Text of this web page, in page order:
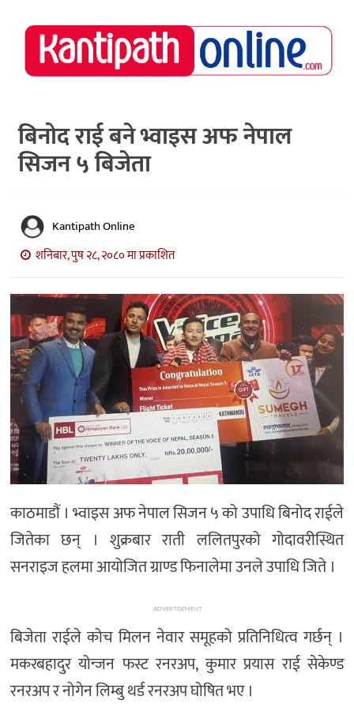
राष्ट्रिय
समाचार
नेपाल
अर्थ/
मनोरञ्जन
स्वास्थ्य
अन्तर्वार्ता/
विचार
अन्तर्राष्ट्रिय/
प्रवास
भिडियो
राशिफल
English
बिनोद राई बने भ्वाइस अफ नेपाल
सिजन ५ बिजेता
Kantipath Online
शनिबार, पुष २८, २०८० मा प्रकाशित
काठमाडौं । भ्वाइस अफ नेपाल सिजन ५ को उपाधि बिनोद राईले
जितेका छन् । शुक्रबार राती ललितपुरको गोदावरीस्थित
सनराइज हलमा आयोजित ग्राण्ड फिनालेमा उनले उपाधि जिते ।
ADVERTISEMENT
बिजेता राईले कोच मिलन नेवार समूहको प्रतिनिधित्व गर्छन् ।
मकरबहादुर योन्जन फस्ट रनरअप, कुमार प्रयास राई सेकेण्ड
रनरअप र नोगेन लिम्बु थर्ड रनरअप घोषित भए ।